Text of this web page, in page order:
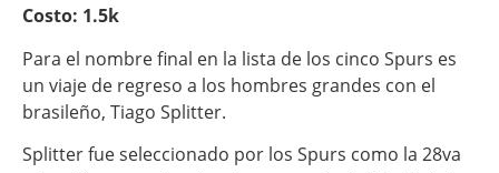
Costo: 1.5k
Para el nombre final en la lista de los cinco Spurs es
un viaje de regreso a los hombres grandes con el
brasileño, Tiago Splitter.
Splitter fue seleccionado por los Spurs como la 28va